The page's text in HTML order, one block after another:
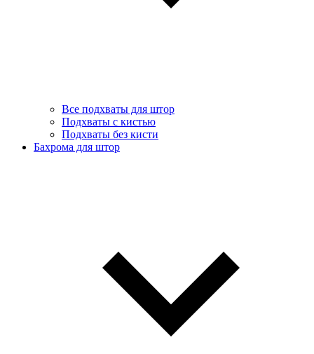
Все подхваты для штор
Подхваты с кистью
Подхваты без кисти
Бахрома для штор